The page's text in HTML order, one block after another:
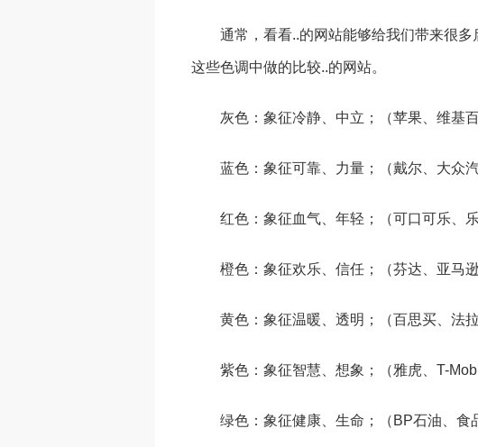
通常，看看..的网站能够给我们带来很
这些色调中做的比较..的网站。
灰色：象征冷静、中立；（苹果、维基
蓝色：象征可靠、力量；（戴尔、大众汽
红色：象征血气、年轻；（可口可乐、
橙色：象征欢乐、信任；（芬达、亚马逊
黄色：象征温暖、透明；（百思买、法
紫色：象征智慧、想象；（雅虎、T-
绿色：象征健康、生命；（BP石油、食